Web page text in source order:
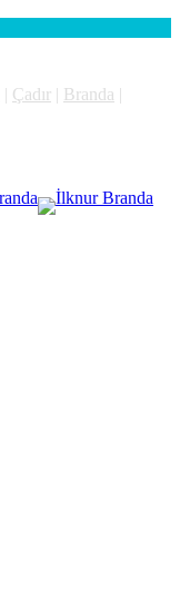
| Çadır | Branda |